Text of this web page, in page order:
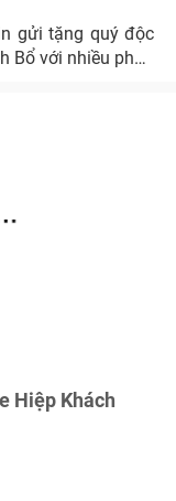
gửi tặng quý độc
Bổ với nhiều phần
Hiệp Khách